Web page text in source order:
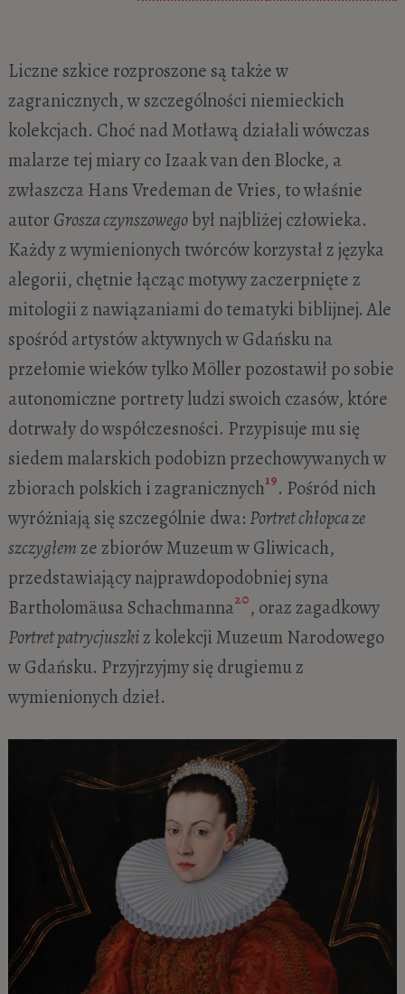
Liczne szkice rozproszone są także w
zagranicznych, w szczególności niemieckich
kolekcjach. Choć nad Motławą działali wówczas
malarze tej miary co Izaak van den Blocke, a
zwłaszcza Hans Vredeman de Vries, to właśnie
autor Grosza czynszowegobył najbliżej człowieka.
Każdy z wymienionych twórców korzystał z języka
alegorii, chętnie łącząc motywy zaczerpnięte z
mitologii z nawiązaniami do tematyki biblijnej. Ale
spośród artystów aktywnych w Gdańsku na
przełomie wieków tylko Möller pozostawił po sobie
autonomiczne portrety ludzi swoich czasów, które
dotrwały do współczesności. Przypisuje mu się
siedem malarskich podobizn przechowywanych w
zbiorach polskich i zagranicznych19. Pośród nich
wyróżniają się szczególnie dwa: Portret chłopca ze
szczygłemze zbiorów Muzeum w Gliwicach,
przedstawiający najprawdopodobniej syna
Bartholomäusa Schachmanna20, oraz zagadkowy
Portret patrycjuszkiz kolekcji Muzeum Narodowego
w Gdańsku. Przyjrzyjmy się drugiemu z
wymienionych dzieł.